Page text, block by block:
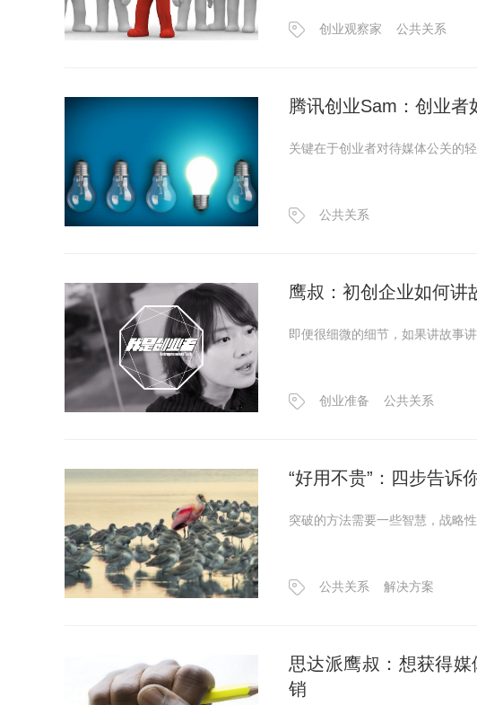
创业观察家 公共关系
腾讯创业Sam：创业者
关键在于创业者对待媒体公关的轻
公共关系
鹰叔：初创企业如何讲
即便很细微的细节，如果讲故事
创业准备 公共关系
“好用不贵”：四步告诉
突破的方法需要一些智慧，战略性
公共关系 解决方案
思达派鹰叔：想获得
销